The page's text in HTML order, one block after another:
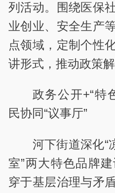
列活动。围绕医保
业创业、安全生产
点领域，定制个性
讲形式，推动政策解
政务公开+“特
民协同“议事厅”
河下街道深化“
室”两大特色品牌
穿于基层治理与矛